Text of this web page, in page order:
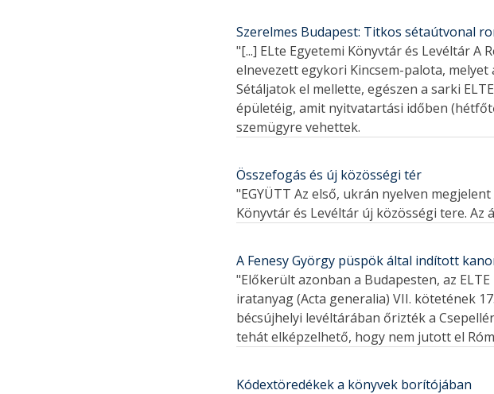
Szerelmes Budapest: Titkos sétaútvonal
"[...] ELte Egyetemi Könyvtár és Levéltár
elnevezett egykori Kincsem-palota,
Sétáljatok el mellette, egészen a sarki
épületéig, amit nyitvatartási időben
szemügyre vehettek.
Összefogás és új közösségi tér
"EGYÜTT Az első, ukrán nyelven
Könyvtár és Levéltár új közösségi tere. Az
A Fenesy György püspök által indított
"Előkerült azonban a Budapesten, az
iratanyag (Acta generalia) VII. kötetének
bécsújhelyi levéltárában őrizték a
tehát elképzelhető, hogy nem jutott el
Kódextöredékek a könyvek borítójában